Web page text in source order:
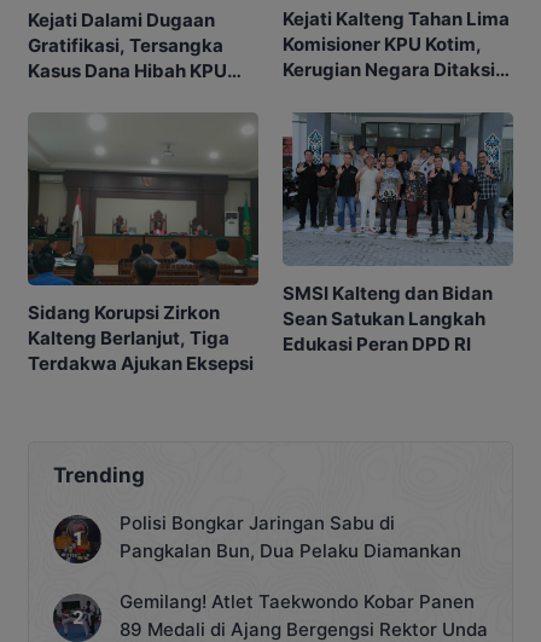
Kejati Dalami Dugaan
Gratifikasi, Tersangka
Kasus Dana Hibah KPU
Kejati Kalteng Tahan Lima
Komisioner KPU Kotim,
Kerugian Negara Ditaksir
Sidang Korupsi Zirkon
Kalteng Berlanjut, Tiga
Terdakwa Ajukan Eksepsi
SMSI Kalteng dan Bidan
Sean Satukan Langkah
Edukasi Peran DPD RI
Trending
Polisi Bongkar Jaringan Sabu di
Pangkalan Bun, Dua Pelaku Diamankan
Gemilang! Atlet Taekwondo Kobar Panen
89 Medali di Ajang Bergengsi Rektor Unda